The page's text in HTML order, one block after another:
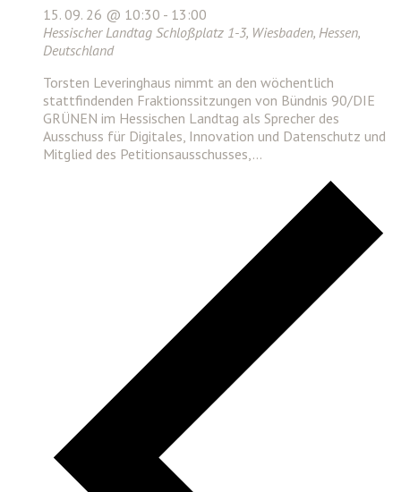
15. 09. 26 @ 10:30 - 13:00
Hessischer Landtag Schloßplatz 1-3, Wiesbaden, Hessen,
Deutschland
Torsten Leveringhaus nimmt an den wöchentlich
stattfindenden Fraktionssitzungen von Bündnis 90/DIE
GRÜNEN im Hessischen Landtag als Sprecher des
Ausschuss für Digitales, Innovation und Datenschutz und
Mitglied des Petitionsausschusses,…